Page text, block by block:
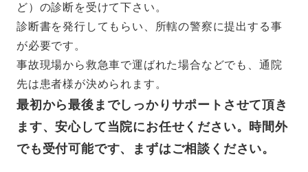
ど）の診断を受けて下さい。
診断書を発行してもらい、所轄の警察に提出する事
が必要です。
事故現場から救急車で運ばれた場合などでも、通院
先は患者様が決められます。
最初から最後までしっかりサポートさせて頂き
ます、安心して当院にお任せください。時間外
でも受付可能です、まずはご相談ください。